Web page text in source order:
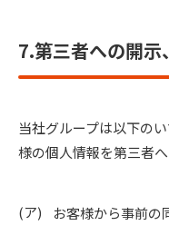
7.第三者への開示
当社グループは以下の
様の個人情報を第三者
お客様から事前の